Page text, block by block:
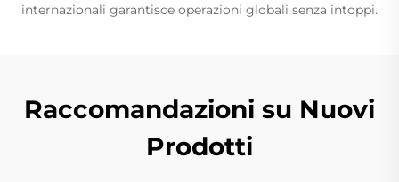
internazionali garantisce operazioni globali senza intoppi.
Raccomandazioni su Nuovi
Prodotti